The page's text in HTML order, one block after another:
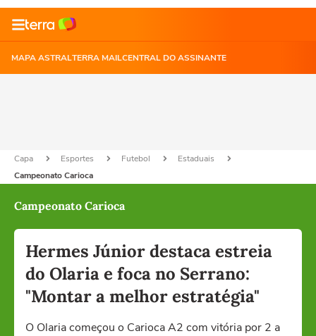
MAPA ASTRALTERRA MAILCENTRAL DO ASSINANTE
Capa Esportes Futebol
Estaduais
Campeonato Carioca
Campeonato Carioca
Hermes Júnior destaca estreia
do Olaria e foca no Serrano:
"Montar a melhor estratégia"
O Olaria começou o Carioca A2 com vitória por 2 a